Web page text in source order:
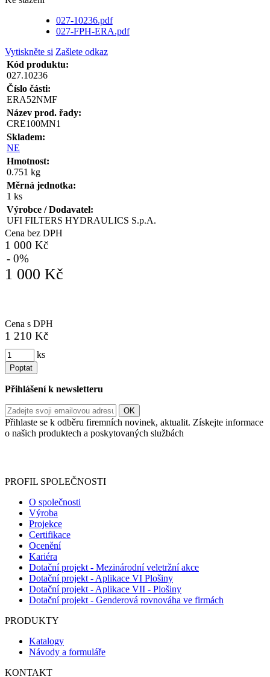
027-10236.pdf
027-FPH-ERA.pdf
Vytiskněte si Zašlete odkaz
Kód produktu:
027.10236
Číslo části:
ERA52NMF
Název prod. řady:
CRE100MN1
Skladem:
NE
Hmotnost:
0.751 kg
Měrná jednotka:
1 ks
Výrobce / Dodavatel:
UFI FILTERS HYDRAULICS S.p.A.
Cena bez DPH
1 000 Kč
- 0%
1 000 Kč
Cena s DPH
1 210 Kč
ks
Poptat
Přihlášení k newsletteru
Přihlaste se k odběru firemních novinek, aktualit. Získejte informace
o našich produktech a poskytovaných službách
PROFIL SPOLEČNOSTI
O společnosti
Výroba
Projekce
Certifikace
Ocenění
Kariéra
Dotační projekt - Mezinárodní veletržní akce
Dotační projekt - Aplikace VI Plošiny
Dotační projekt - Aplikace VII - Plošiny
Dotační projekt - Genderová rovnováha ve firmách
PRODUKTY
Katalogy
Návody a formuláře
KONTAKT